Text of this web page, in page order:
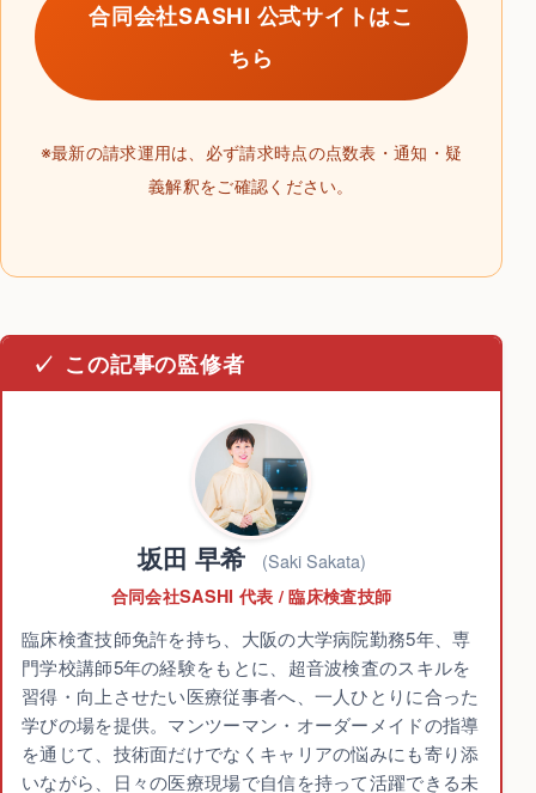
合同会社SASHI 公式サイトはこ
ちら
※最新の請求運用は、必ず請求時点の点数表・通知・疑
義解釈をご確認ください。
この記事の監修者
坂田 早希 (Saki Sakata)
合同会社SASHI 代表 / 臨床検査技師
臨床検査技師免許を持ち、大阪の大学病院勤務5年、専
門学校講師5年の経験をもとに、超音波検査のスキルを
習得・向上させたい医療従事者へ、一人ひとりに合った
学びの場を提供。マンツーマン・オーダーメイドの指導
を通じて、技術面だけでなくキャリアの悩みにも寄り添
いながら、日々の医療現場で自信を持って活躍できる未